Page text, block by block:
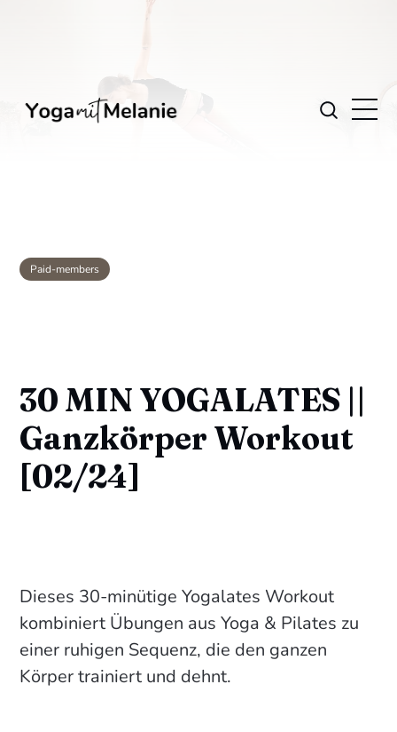
Paid-members
30 MIN YOGALATES ||
Ganzkörper Workout
[02/24]
Dieses 30-minütige Yogalates Workout
kombiniert Übungen aus Yoga & Pilates zu
einer ruhigen Sequenz, die den ganzen
Körper trainiert und dehnt.